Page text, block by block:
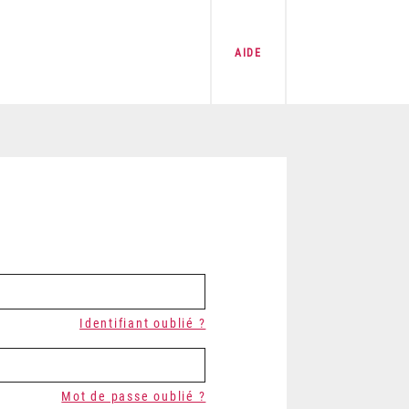
AIDE
Identifiant oublié ?
Mot de passe oublié ?